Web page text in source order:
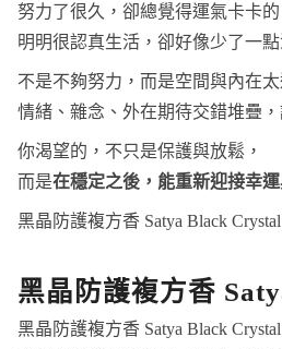
努力了很久，卻總覺得運氣卡卡的
明明很認真生活，卻好像少了一點
不是不夠努力，而是空間與內在太
情緒、雜念、外在期待交錯堆疊
你渴望的，不只是保護與放鬆，
而是在穩定之後，能重新迎接幸
黑晶防護複方香 Satya Black
黑晶防護複方香
黑晶防護複方香 Satya Black Crystal